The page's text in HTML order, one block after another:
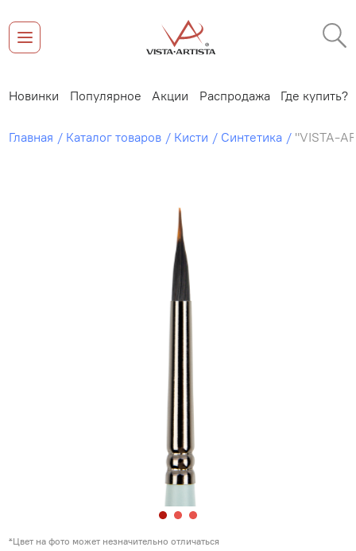
Новинки Популярное Акции Распродажа Где купить?
Главная Каталог товаров Кисти Синтетика "VISTA-
*Цвет на фото может незначительно отличаться